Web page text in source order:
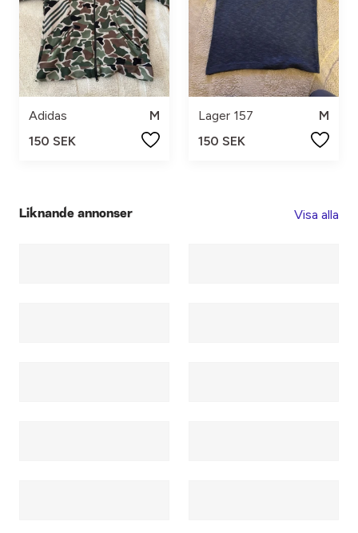
Adidas
M
150 SEK
Lager 157
M
150 SEK
Liknande annonser Visa alla